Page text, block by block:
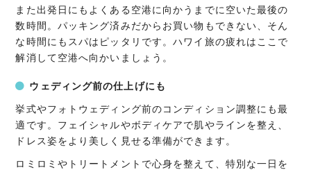
また出発日にもよくある空港に向かうまでに空いた最後の
数時間。パッキング済みだからお買い物もできない、そん
な時間にもスパはピッタリです。ハワイ旅の疲れはここで
解消して空港へ向かいましょう。
ウェディング前の仕上げにも
挙式やフォトウェディング前のコンディション調整にも最
適です。フェイシャルやボディケアで肌やラインを整え、
ドレス姿をより美しく見せる準備ができます。
ロミロミやトリートメントで心身を整えて、特別な一日を